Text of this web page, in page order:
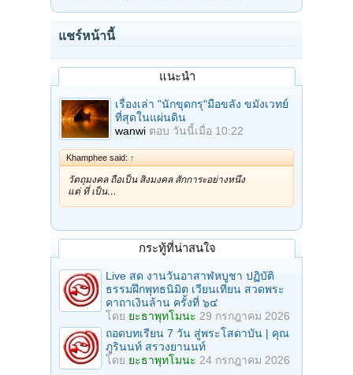
แชร์หน้านี้
แนะนำ
เรื่องเล่า "นักขุดกรุ"มือขลัง ขมังเวทย์
ที่สุดในแผ่นดิน
wanwi ตอบ วันนี้เมื่อ 10:22
Khamphee said: ↑
วัตถุมงคล ถือเป็น สิ่งมงคล สักการะอย่างหนึ่ง
แต่ ที่ เป็น…
กระทู้ที่น่าสนใจ
Live สด งานวันอาสาฬหบูชา ปฏิบัติ
ธรรมฝึกพุทธนิมิต เวียนเทียน สวดพระ
คาถาเงินล้าน ครั้งที่ ๖๔
โดย ยะธาพุทโมนะ 29 กรกฎาคม 2026
ถอดบทเรียน 7 วัน สู่พระโสดาบัน | คุณ
ภูรินนท์ สรวงยานนท์
โดย ยะธาพุทโมนะ 24 กรกฎาคม 2026